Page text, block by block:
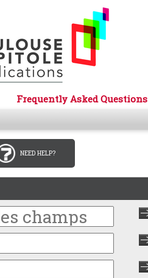
Frequently Asked Questions
NEED HELP?